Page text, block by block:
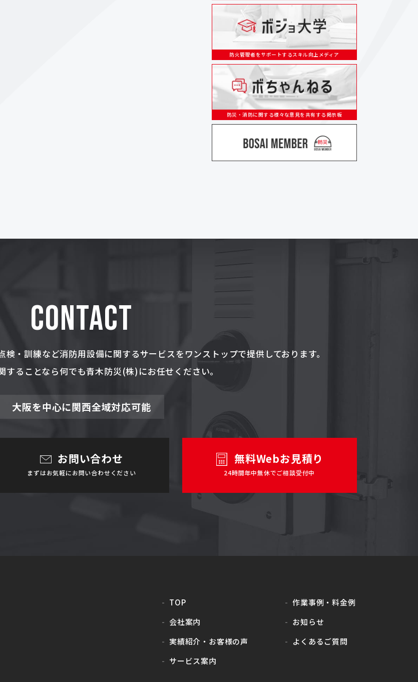
防火管理者をサポートするスキル向上メディア
防災・消防に関する様々な意見を共有する掲示板
CONTACT
・訓練など消防用設備に関するサービスをワンストップで提供しております。
することなら何でも青木防災(株)にお任せください。
大阪を中心に関西全域対応可能
お問い合わせ
まずはお気軽にお問い合わせください
無料Webお見積り
24時間年中無休でご相談受付中
TOP
作業事例・料金例
会社案内
お知らせ
実績紹介・ お客様の声
よくあるご質問
サービス案内